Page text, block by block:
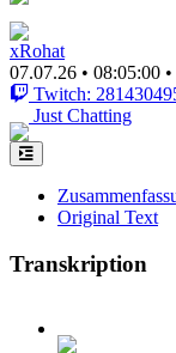
xRohat
07.07.26 • 08:05:00 •
Twitch:
Just Chatting
Original Text
Transkription